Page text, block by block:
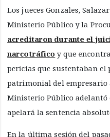
Los jueces Gonzales,
Ministerio Público y la
acreditaron durante el
narcotráfico y que
pericias que sustentaban el
patrimonial del empresario
Ministerio Público adelantó
apelará la sentencia
En la última sesión del